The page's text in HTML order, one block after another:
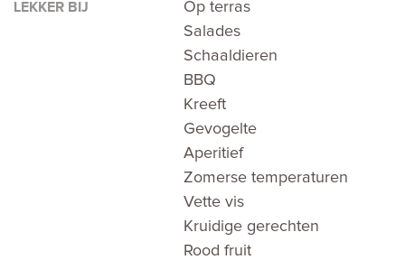
LEKKER BIJ
Op terras
Salades
Schaaldieren
BBQ
Kreeft
Gevogelte
Aperitief
Zomerse temperaturen
Vette vis
Kruidige gerechten
Rood fruit